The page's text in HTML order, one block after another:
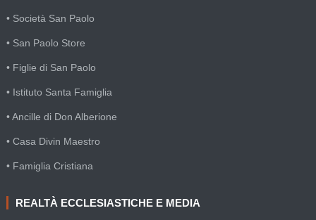
• Società San Paolo
• San Paolo Store
• Figlie di San Paolo
• Istituto Santa Famiglia
• Ancille di Don Alberione
• Casa Divin Maestro
• Famiglia Cristiana
REALTÀ ECCLESIASTICHE E MEDIA